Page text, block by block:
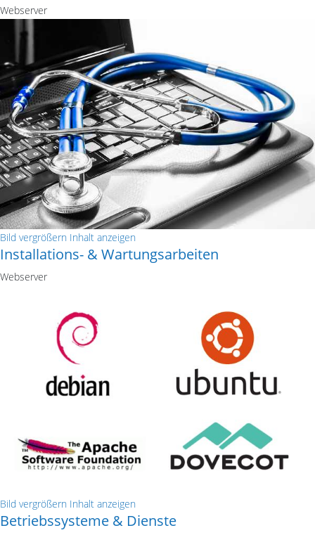
Webserver
Bild vergrößern Inhalt anzeigen
Installations- & Wartungsarbeiten
Webserver
Bild vergrößern Inhalt anzeigen
Betriebssysteme & Dienste